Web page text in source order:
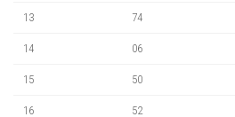
13 74
14 06
15 50
16 52